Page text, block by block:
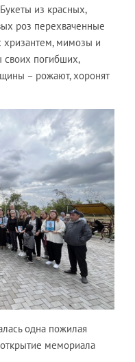
из красных,
роз перехваченные
хризантем, мимозы и
своих погибших,
– рожают, хоронят
одна пожилая
мемориала